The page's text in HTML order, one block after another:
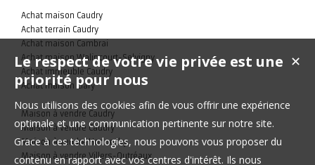
Achat maison Caudry
Achat terrain Caudry
Achat maison Cambrai
Achat maison Walincourt-Selvigny
Achat immeuble Caudry
Achat maison Clary
Maison à vendre Caudry
Maison à vendre Caudry
Maison à vendre Honnechy
Maison à vendre Villers-Outréaux
✕
Le respect de votre vie privée est une
priorité pour nous
Nous utilisons des cookies afin de vous offrir une expérience
optimale et une communication pertinente sur notre site.
Grace à ces technologies, nous pouvons vous proposer du
contenu en rapport avec vos centres d'intérêt. Ils nous